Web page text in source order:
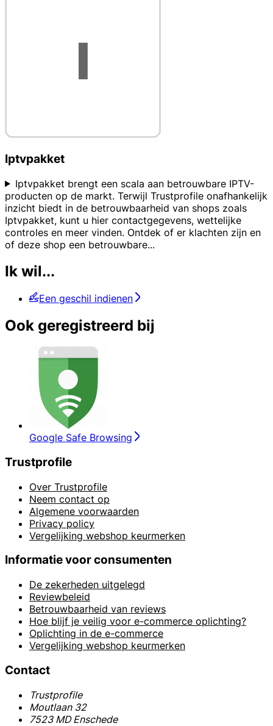
Iptvpakket
Iptvpakket brengt een scala aan betrouwbare IPTV-
producten op de markt. Terwijl Trustprofile onafhankelijk
inzicht biedt in de betrouwbaarheid van shops zoals
Iptvpakket, kunt u hier contactgegevens, wettelijke
controles en meer vinden. Ontdek of er klachten zijn en
of deze shop een betrouwbare...
Ik wil...
Een geschil indienen
Ook geregistreerd bij
Google Safe Browsing
Trustprofile
Over Trustprofile
Neem contact op
Algemene voorwaarden
Privacy policy
Vergelijking webshop keurmerken
Informatie voor consumenten
De zekerheden uitgelegd
Reviewbeleid
Betrouwbaarheid van reviews
Hoe blijf je veilig voor e-commerce oplichting?
Oplichting in de e-commerce
Vergelijking webshop keurmerken
Contact
Trustprofile
Moutlaan 32
7523 MD Enschede